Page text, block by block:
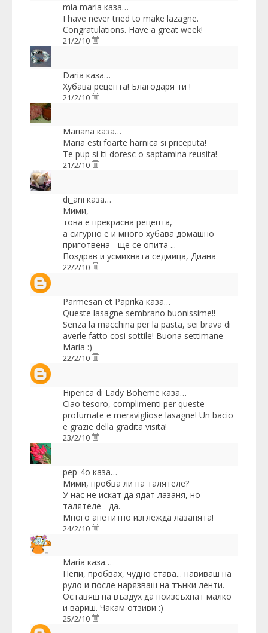
mia maria каза…
I have never tried to make lazagne.
Congratulations. Have a great week!
21/2/10
Daria каза…
Хубава рецепта! Благодаря ти !
21/2/10
Mariana каза…
Maria esti foarte harnica si priceputa!
Te pup si iti doresc o saptamina reusita!
21/2/10
di_ani каза…
Мими,
това е прекрасна рецепта,
а сигурно е и много хубава домашно
приготвена - ще се опита ...
Поздрав и усмихната седмица, Диана
22/2/10
Parmesan et Paprika каза…
Queste lasagne sembrano buonissime!!
Senza la macchina per la pasta, sei brava di
averle fatto cosi sottile! Buona settimane
Maria :)
22/2/10
Hiperica di Lady Boheme каза…
Ciao tesoro, complimenti per queste
profumate e meravigliose lasagne! Un bacio
e grazie della gradita visita!
23/2/10
pep-4o каза…
Мими, пробва ли на талятеле?
У нас не искат да ядат лазаня, но
талятеле - да.
Много апетитно изглежда лазанята!
24/2/10
Maria каза…
Пепи, пробвах, чудно става... навиваш на
руло и после нарязваш на тънки ленти.
Оставяш на въздух да поизсъхнат малко
и вариш. Чакам отзиви :)
25/2/10